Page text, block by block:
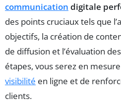
communication digitale
des points cruciaux tels que
objectifs, la création de
de diffusion et l’évaluation
étapes, vous serez en mesure
visibilité en ligne et de
clients.